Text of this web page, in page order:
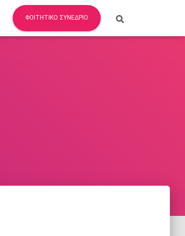
ΦΟΙΤΗΤΙΚΌ ΣΥΝΈΔΡΙΟ